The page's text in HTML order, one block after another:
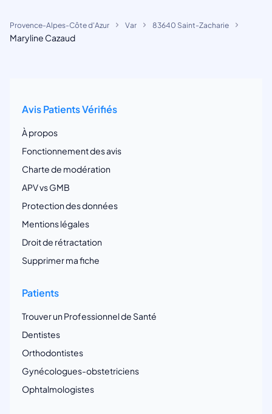
Provence-Alpes-Côte d'Azur Var 83640 Saint-Zacharie
Maryline Cazaud
Avis Patients Vérifiés
À propos
Fonctionnement des avis
Charte de modération
APV vs GMB
Protection des données
Mentions légales
Droit de rétractation
Supprimer ma fiche
Patients
Trouver un Professionnel de Santé
Dentistes
Orthodontistes
Gynécologues-obstetriciens
Ophtalmologistes